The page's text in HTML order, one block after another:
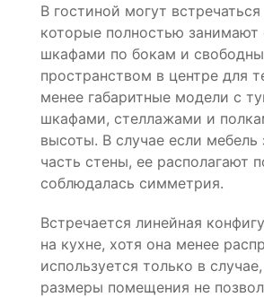
В гостиной могут
которые полностью занимают
шкафами по бокам и
пространством в центре для
менее габаритные модели с
шкафами, стеллажами и
высоты. В случае если мебель
часть стены, ее располагают
соблюдалась симметрия.
Встречается линейная
на кухне, хотя она менее
используется только в
размеры помещения не